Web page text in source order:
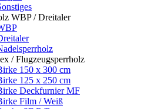
WBP / Dreitaler
/ Flugzeugsperrholz
150 x 300 cm
125 x 250 cm
Deckfurnier MF
Film / Weiß